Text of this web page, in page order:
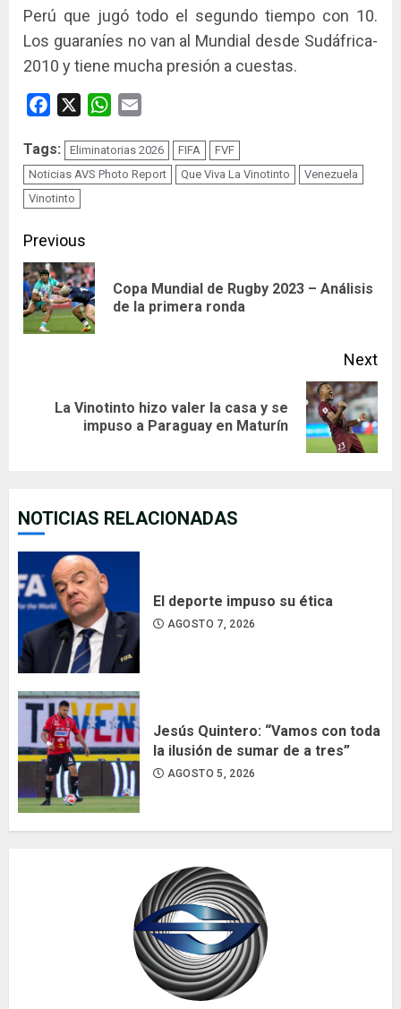
Perú que jugó todo el segundo tiempo con 10.
Los guaraníes no van al Mundial desde Sudáfrica-
2010 y tiene mucha presión a cuestas.
Facebook WhatsApp
Tags: Eliminatorias 2026 FIFA
FVF
Noticias AVS Photo Report
Que Viva La Vinotinto
Venezuela
Vinotinto
Continue
Reading
Previous
Copa Mundial de Rugby 2023 – Análisis
de la primera ronda
Next
NextLa Vinotinto hizo valer la casa y se
impuso a Paraguay en Maturín
NOTICIAS RELACIONADAS
El deporte impuso su ética
AGOSTO 7, 2026
Jesús Quintero: “Vamos con toda
la ilusión de sumar de a tres”
AGOSTO 5, 2026